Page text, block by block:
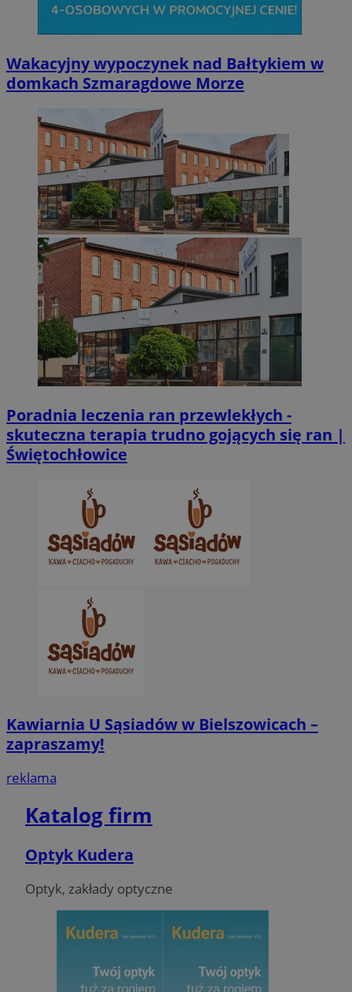
Wakacyjny wypoczynek nad Bałtykiem w
domkach Szmaragdowe Morze
Poradnia leczenia ran przewlekłych -
skuteczna terapia trudno gojących się ran |
Świętochłowice
Kawiarnia U Sąsiadów w Bielszowicach –
zapraszamy!
reklama
Katalog firm
Optyk Kudera
Optyk, zakłady optyczne